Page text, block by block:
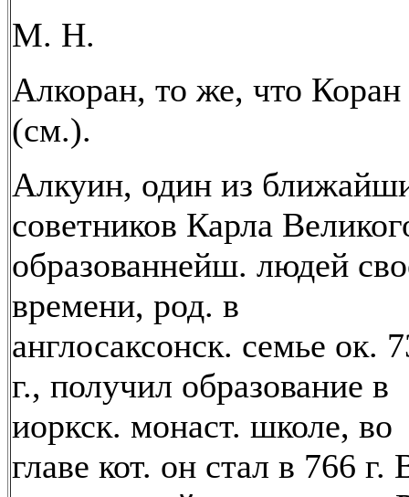
М. Н.
Алкоран, то же, что Коран
(см.).
Алкуин, один из
советников Карла
образованнейш. людей
времени, род. в
англосаксонск. семье ок.
г., получил образование в
иоркск. монаст. школе, во
главе кот. он стал в 766 г.